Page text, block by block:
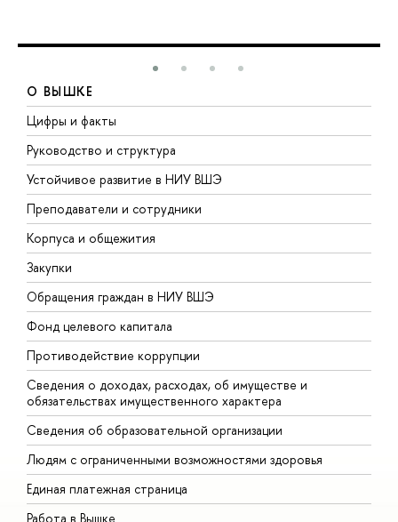
О ВЫШКЕ
Цифры и факты
Руководство и структура
Устойчивое развитие в НИУ ВШЭ
Преподаватели и сотрудники
Корпуса и общежития
Закупки
Обращения граждан в НИУ ВШЭ
Фонд целевого капитала
Противодействие коррупции
Сведения о доходах, расходах, об имуществе и
обязательствах имущественного характера
Сведения об образовательной организации
Людям с ограниченными возможностями здоровья
Единая платежная страница
Работа в Вышке